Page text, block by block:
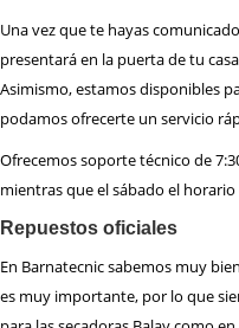
Una vez que te hayas
presentará en la puerta de tu
Asimismo, estamos disponibles
podamos ofrecerte un servicio
Ofrecemos soporte técnico de
mientras que el sábado el
Repuestos oficiales
En Barnatecnic sabemos muy
es muy importante, por lo que